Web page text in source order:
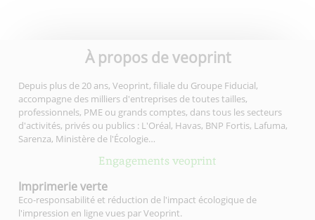
À propos de veoprint
Depuis plus de 20 ans, Veoprint, filiale du Groupe Fiducial,
accompagne des milliers d'entreprises de toutes tailles,
professionnels, PME ou grands comptes, dans tous les secteurs
d'activités, privés ou publics : L'Oréal, Havas, BNP Fortis, Lafuma,
Sarenza, Ministère de l'Écologie…
Engagements veoprint
Imprimerieverte
Eco-responsabilité et réduction de l'impact écologique de
l'impression en ligne vues par Veoprint.